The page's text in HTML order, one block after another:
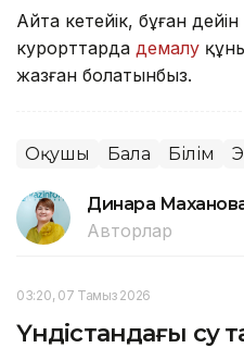
Айта кетейік, бұған
курорттарда демалу
жазған болатынбыз.
Оқушы Бала Білім
Динара
Авторлар
03:20, 07 Тамыз 2026
Үндістандағы су